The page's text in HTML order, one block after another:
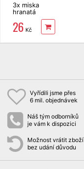
3x miska
hranatá
hliníková na
gril 31,5 x
21,3 cm
26 Kč
Vyřídili jsme přes
6 mil. objednávek
Náš tým odborníků
je vám k dispozici
Možnost vrátit zboží
bez udání důvodu